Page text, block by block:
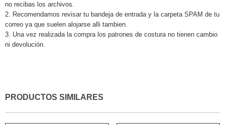
no recibas los archivos.
Recomendamos revisar tu bandeja de entrada y la carpeta SPAM de tu
correo ya que suelen alojarse alli tambien.
Una vez realizada la compra los patrones de costura no tienen cambio
ni devolución.
PRODUCTOS SIMILARES